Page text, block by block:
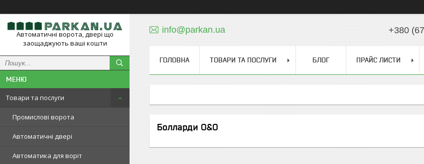
Автоматичні ворота, двері що
заощаджують ваші кошти
Товари та послуги
Промислові ворота
Автоматичні двері
Автоматика для воріт
info@parkan.ua +380
ГОЛОВНА ТОВАРИ ТА ПОСЛУГИ БЛОГ ПРАЙС ЛИСТИ
Болларди O&O